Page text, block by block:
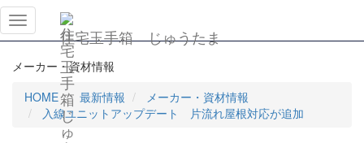
メ
ニ
ー
住宅玉手箱 じゅうたま
メーカー・資材情報
HOME
最新情報
メーカー・資材情報
入線ユニットアップデート 片流れ屋根対応が追加